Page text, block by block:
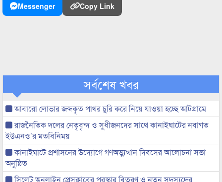
Messenger
Copy Link
সর্বশেষ খবর
আবারো লোভার জব্দকৃত পাথর চুরি করে নিয়ে যাওয়া হচ্ছে আটগ্রামে
রাজনৈতিক দলের নেতৃবৃন্দ ও সুধীজনদের সাথে কানাইঘাটের নবাগত
ইউএনও’র মতবিনিময়
কানাইঘাটে প্রশাসনের উদ্যোগে গণঅভ্যুত্থান দিবসের আলোচনা সভা
অনুষ্ঠিত
সিলেট অনলাইন প্রেসক্লাবের পুরস্কার বিতরণ ও নতুন সদস্যদের